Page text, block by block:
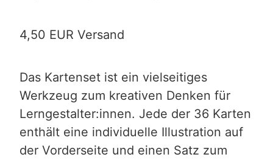
4,50 EUR Versand
Das Kartenset ist ein vielseitiges
Werkzeug zum kreativen Denken für
Lerngestalter:innen. Jede der 36 Karten
enthält eine individuelle Illustration auf
der Vorderseite und einen Satz zum